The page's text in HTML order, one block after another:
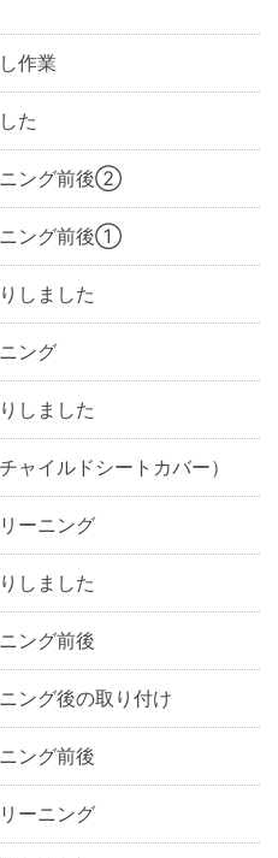
作業
た
ニング前後②
ニング前後①
しました
ング
しました
ャイルドシートカバー）
ーニング
しました
ング前後
ング後の取り付け
ング前後
ーニング